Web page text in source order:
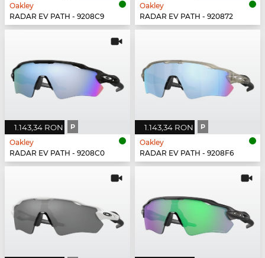
Oakley
RADAR EV PATH - 9208C9
Oakley
RADAR EV PATH - 920872
1.143,34 RON P
Oakley
RADAR EV PATH - 9208C0
1.143,34 RON P
Oakley
RADAR EV PATH - 9208F6